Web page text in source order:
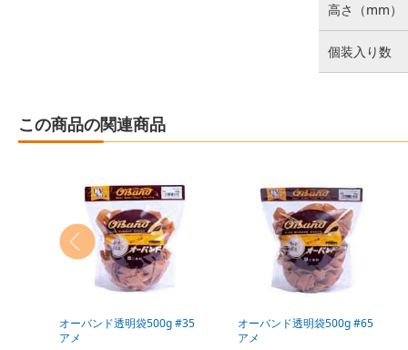
高さ（mm）
個装入り数
この商品の関連商品
オーバンド透明袋500g #35
アメ
オーバンド透明袋500g #65
アメ